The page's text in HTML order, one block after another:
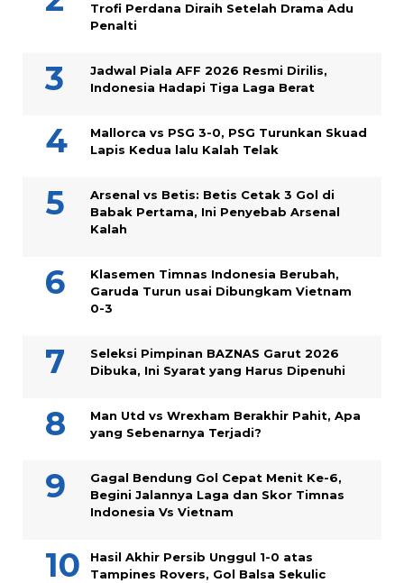
Trofi Perdana Diraih Setelah Drama Adu
Penalti
Jadwal Piala AFF 2026 Resmi Dirilis,
Indonesia Hadapi Tiga Laga Berat
Mallorca vs PSG 3-0, PSG Turunkan Skuad
Lapis Kedua lalu Kalah Telak
Arsenal vs Betis: Betis Cetak 3 Gol di
Babak Pertama, Ini Penyebab Arsenal
Kalah
Klasemen Timnas Indonesia Berubah,
Garuda Turun usai Dibungkam Vietnam
0-3
Seleksi Pimpinan BAZNAS Garut 2026
Dibuka, Ini Syarat yang Harus Dipenuhi
Man Utd vs Wrexham Berakhir Pahit, Apa
yang Sebenarnya Terjadi?
Gagal Bendung Gol Cepat Menit Ke-6,
Begini Jalannya Laga dan Skor Timnas
Indonesia Vs Vietnam
Hasil Akhir Persib Unggul 1-0 atas
Tampines Rovers, Gol Balsa Sekulic